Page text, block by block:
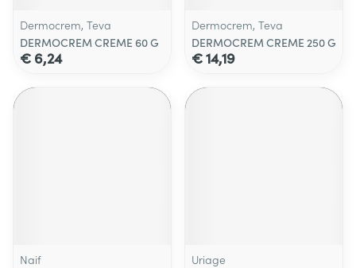
Dermocrem, Teva
DERMOCREM CREME 60 G
€ 6,24
Dermocrem, Teva
DERMOCREM CREME 250 G
€ 14,19
Naif
Uriage